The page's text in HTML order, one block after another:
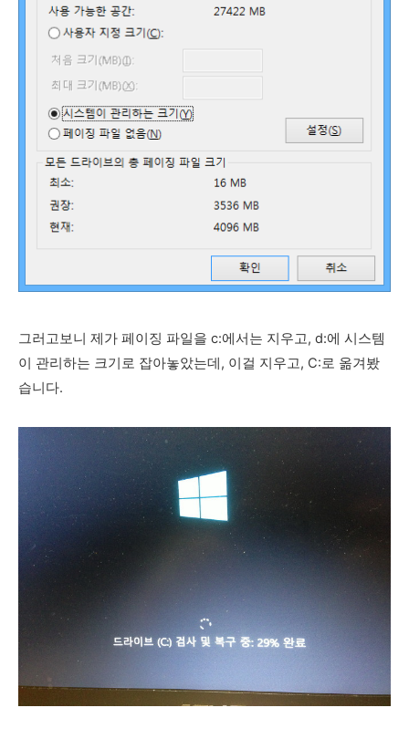
그러고보니 제가 페이징 파일을 c:에서는 지우고, d:에 시스템
이 관리하는 크기로 잡아놓았는데, 이걸 지우고, C:로 옮겨봤
습니다.